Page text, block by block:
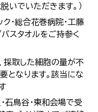
いでいただきます。）
・総合花巻病院・工藤
スタオルをご持参く
採取した細胞の量が不
となります。該当にな
石鳥谷・東和会場で受